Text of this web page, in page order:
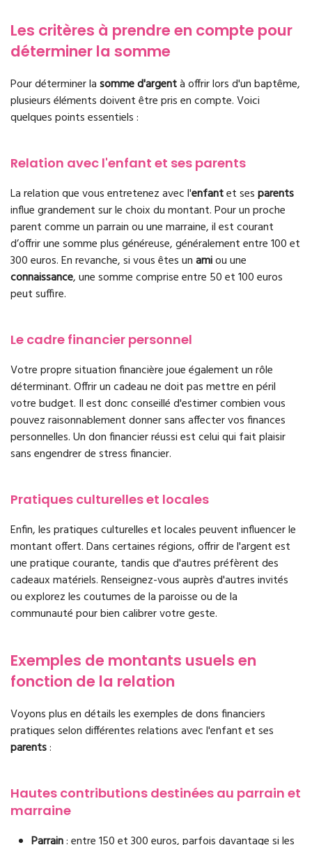
Les critères à prendre en compte pour
déterminer la somme
Pour déterminer lasomme d'argentà offrir lors d'un baptême,
plusieurs éléments doivent être pris en compte. Voici
quelques points essentiels :
Relation avec l'enfant et ses parents
La relation que vous entretenez avec l'enfantet sesparents
influe grandement sur le choix du montant. Pour un proche
parent comme un parrain ou une marraine, il est courant
d’offrir une somme plus généreuse, généralement entre 100 et
300 euros. En revanche, si vous êtes unamiou une
connaissance, une somme comprise entre 50 et 100 euros
peut suffire.
Le cadre financier personnel
Votre propre situation financière joue également un rôle
déterminant. Offrir un cadeau ne doit pas mettre en péril
votre budget. Il est donc conseillé d'estimer combien vous
pouvez raisonnablement donner sans affecter vos finances
personnelles. Un don financier réussi est celui qui fait plaisir
sans engendrer de stress financier.
Pratiques culturelles et locales
Enfin, les pratiques culturelles et locales peuvent influencer le
montant offert. Dans certaines régions, offrir de l'argent est
une pratique courante, tandis que d'autres préfèrent des
cadeaux matériels. Renseignez-vous auprès d'autres invités
ou explorez les coutumes de la paroisse ou de la
communauté pour bien calibrer votre geste.
Exemples de montants usuels en
fonction de la relation
Voyons plus en détails les exemples de dons financiers
pratiques selon différentes relations avec l'enfant et ses
parents:
Hautes contributions destinées au parrain et
marraine